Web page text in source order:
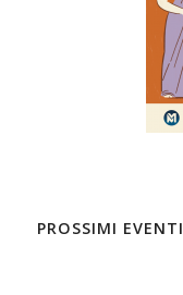
PROSSIMI EVENTI